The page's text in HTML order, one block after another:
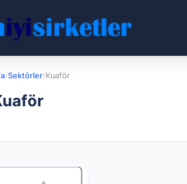
/Sektörler/Kuaför